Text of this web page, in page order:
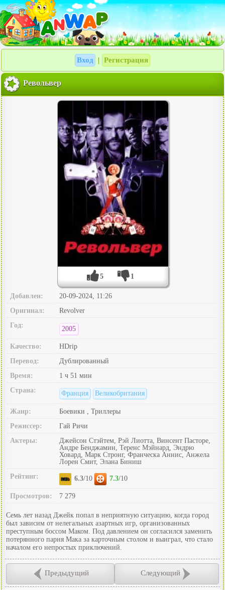
Вход Регистрация
Револьвер
5 1
Добавлен:
20-09-2024, 11:26
Оригинал:
Revolver
Год:
2005
Качество:
HDrip
Перевод:
Дублированный
Время:
1 ч 51 мин
Страна:
Франция Великобритания
Жанр:
Боевики , Триллеры
Режиссер:
Гай Ричи
Актеры:
Джейсон Стэйтем, Рэй Лиотта, Винсент Пасторе,
Андре Бенджамин, Теренс Мэйнард, Эндрю
Ховард, Марк Стронг, Франческа Аннис, Анжела
Лорен Смит, Элана Биниш
Рейтинг:
6.3/10 7.3/10
Просмотров: 7 279
Семь лет назад Джейк попал в неприятную ситуацию, когда город
был зависим от нелегальных азартных игр, организованных
преступным боссом Маком. Под давлением он согласился заменить
потерянного парня Мака за карточным столом и выиграл, что стало
началом его непростых приключений.
Предыдущий Следующий